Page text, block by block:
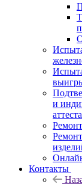
и
Контакты